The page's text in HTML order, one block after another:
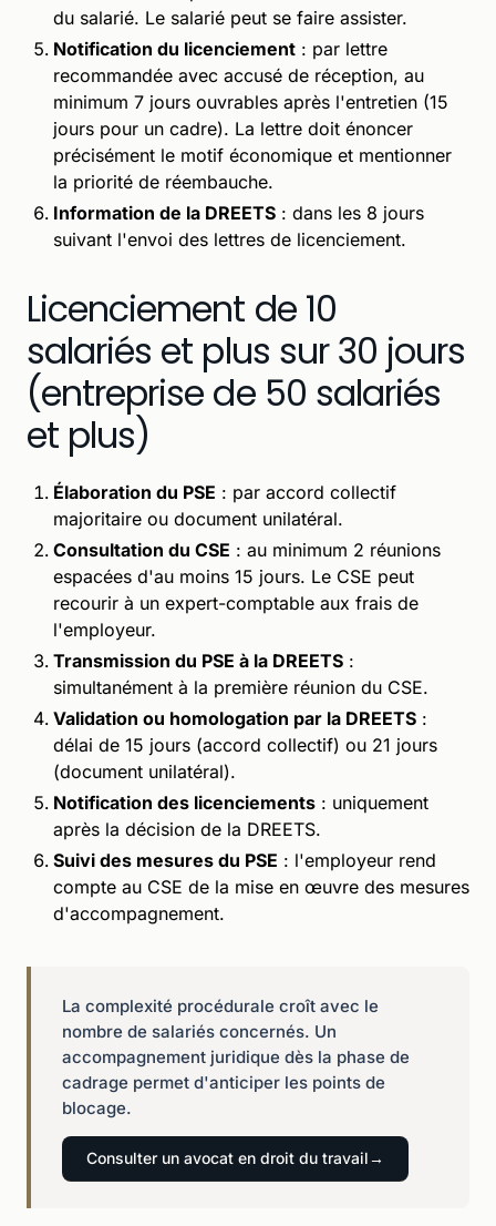
du salarié. Le salarié peut se faire assister.
Notification du licenciement : par lettre
recommandée avec accusé de réception, au
minimum 7 jours ouvrables après l'entretien (15
jours pour un cadre). La lettre doit énoncer
précisément le motif économique et mentionner
la priorité de réembauche.
Information de la DREETS : dans les 8 jours
suivant l'envoi des lettres de licenciement.
Licenciement de 10
salariés et plus sur 30 jours
(entreprise de 50 salariés
et plus)
Élaboration du PSE : par accord collectif
majoritaire ou document unilatéral.
Consultation du CSE : au minimum 2 réunions
espacées d'au moins 15 jours. Le CSE peut
recourir à un expert-comptable aux frais de
l'employeur.
Transmission du PSE à la DREETS :
simultanément à la première réunion du CSE.
Validation ou homologation par la DREETS :
délai de 15 jours (accord collectif) ou 21 jours
(document unilatéral).
Notification des licenciements : uniquement
après la décision de la DREETS.
Suivi des mesures du PSE : l'employeur rend
compte au CSE de la mise en œuvre des mesures
d'accompagnement.
La complexité procédurale croît avec le
nombre de salariés concernés. Un
accompagnement juridique dès la phase de
cadrage permet d'anticiper les points de
blocage.
Consulter un avocat en droit du travail